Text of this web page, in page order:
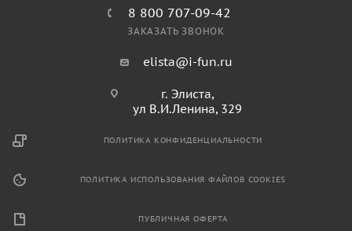
8 800 707-09-42
ЗАКАЗАТЬ ЗВОНОК
elista@i-fun.ru
г. Элиста,
ул В.И.Ленина, 329
ПОЛИТИКА КОНФИДЕНЦИАЛЬНОСТИ
ПОЛИТИКА ИСПОЛЬЗОВАНИЯ ФАЙЛОВ COOKIES
ПУБЛИЧНАЯ ОФЕРТА